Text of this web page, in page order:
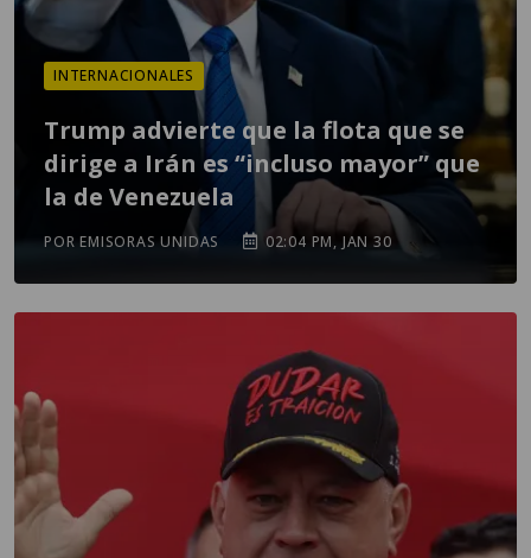
INTERNACIONALES
Trump advierte que la flota que se
dirige a Irán es “incluso mayor” que
la de Venezuela
POR EMISORAS UNIDAS 02:04 PM, JAN 30